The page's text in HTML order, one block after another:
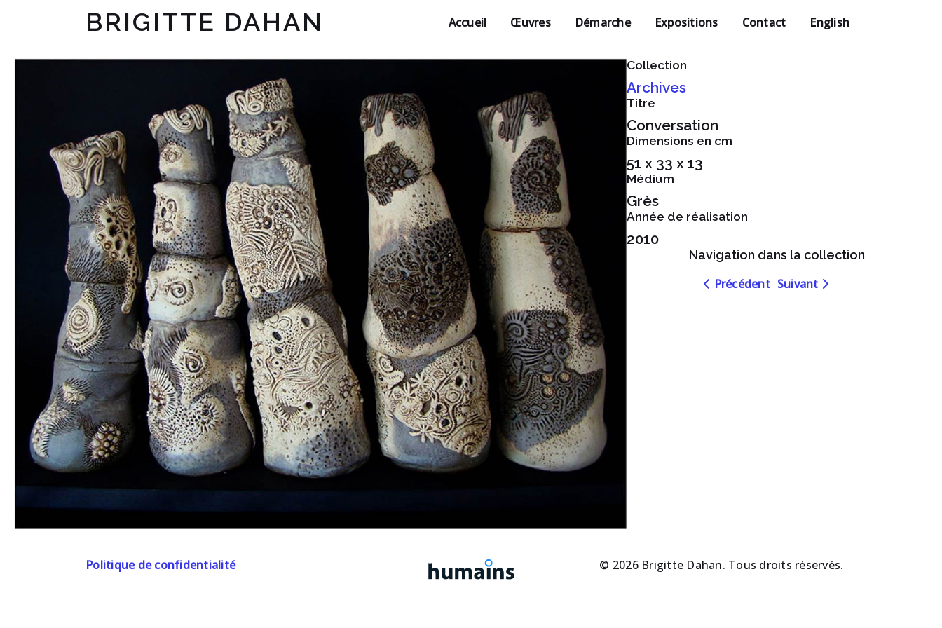
BRIGITTE DAHAN Accueil Œuvres Démarche Expositions Contact English
Collection
Archives
Titre
Conversation
Dimensions en cm
51 x 33 x 13
Médium
Grès
Année de réalisation
2010
Navigation dans la collection
Navigation Précédent Navigation
Suivant
Politique de confidentialité © 2026 Brigitte Dahan. Tous droits réservés.